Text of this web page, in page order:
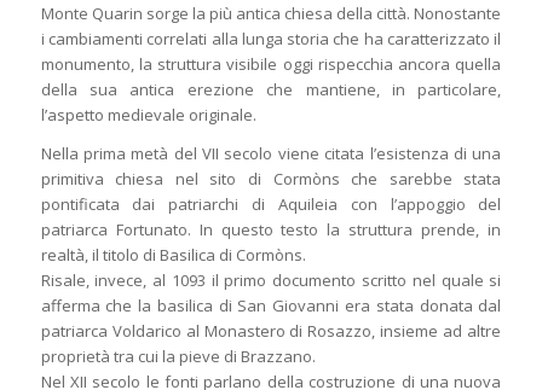
Monte Quarin sorge la più antica chiesa della città. Nonostante
i cambiamenti correlati alla lunga storia che ha caratterizzato il
monumento, la struttura visibile oggi rispecchia ancora quella
della sua antica erezione che mantiene, in particolare,
l’aspetto medievale originale.
Nella prima metà del VII secolo viene citata l’esistenza di una
primitiva chiesa nel sito di Cormòns che sarebbe stata
pontificata dai patriarchi di Aquileia con l’appoggio del
patriarca Fortunato. In questo testo la struttura prende, in
realtà, il titolo di Basilica di Cormòns.
Risale, invece, al 1093 il primo documento scritto nel quale si
afferma che la basilica di San Giovanni era stata donata dal
patriarca Voldarico al Monastero di Rosazzo, insieme ad altre
proprietà tra cui la pieve di Brazzano.
Nel XII secolo le fonti parlano della costruzione di una nuova